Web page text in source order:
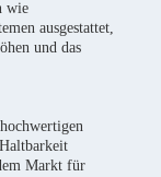
wie
ausgestattet,
und das
Markt für